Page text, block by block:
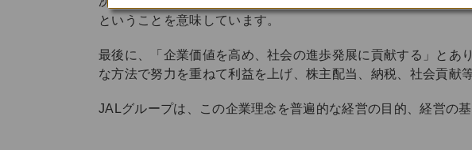
ということを意味しています。
最後に、「企業価値を高め、社会の進歩発展に貢献する」と
な方法で努力を重ねて利益を上げ、株主配当、納税、社会貢献
JALグループは、この企業理念を普遍的な経営の目的、経営の